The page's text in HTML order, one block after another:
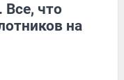
Все, что
на